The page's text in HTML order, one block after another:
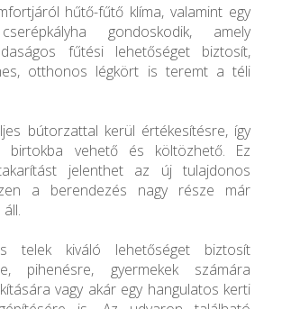
hűtő-fűtő klíma, valamint egy
gondoskodik, amely
fűtési lehetőséget biztosít,
otthonos légkört is teremt a téli
bútorzattal kerül értékesítésre, így
birtokba vehető és költözhető. Ez
jelenthet az új tulajdonos
a berendezés nagy része már
telek kiváló lehetőséget biztosít
pihenésre, gyermekek számára
vagy akár egy hangulatos kerti